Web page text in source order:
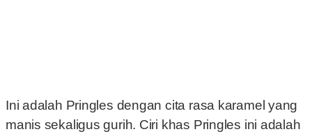
Ini adalah Pringles dengan cita rasa karamel yang
manis sekaligus gurih. Ciri khas Pringles ini adalah